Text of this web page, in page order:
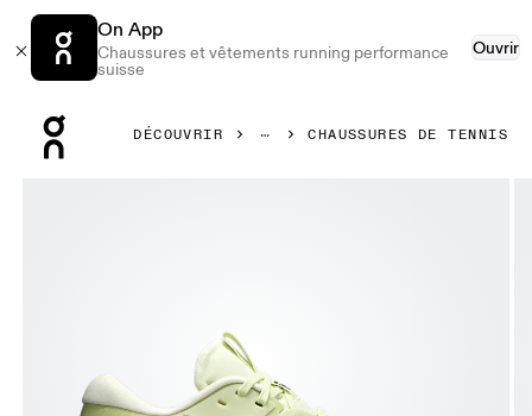
On App
Chaussures et vêtements running performance
suisse
Ouvrir
DÉCOUVRIR CHAUSSURES DE TENNIS